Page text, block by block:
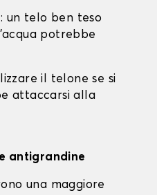
: un telo ben teso
potrebbe
il telone se si
attaccarsi alla
antigrandine
una maggiore